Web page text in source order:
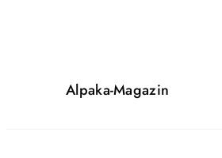
Alpaka-Magazin